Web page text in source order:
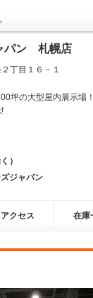
パン 札幌店
丁目１６－１
坪の大型屋内展示場
）
ジャパン
クセス 在庫